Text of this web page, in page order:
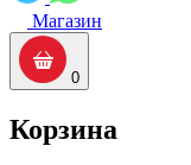
Магазин
0
Корзина